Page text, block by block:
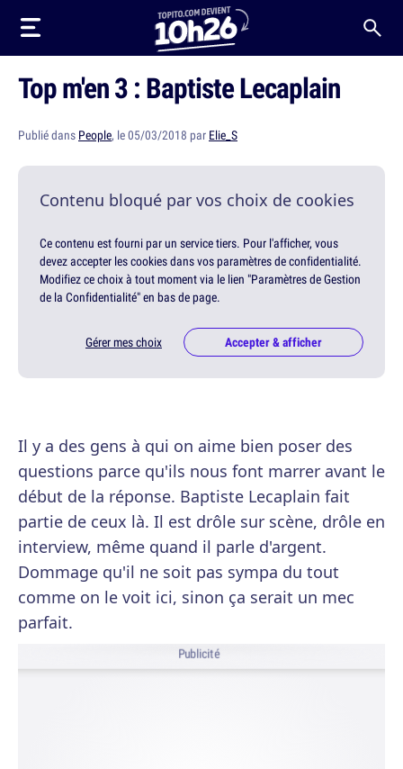
Top m'en 3 : Baptiste Lecaplain
Publié dans People, le 05/03/2018 par Elie_S
Contenu bloqué par vos choix de cookies
Ce contenu est fourni par un service tiers. Pour l'afficher, vous
devez accepter les cookies dans vos paramètres de confidentialité.
Modifiez ce choix à tout moment via le lien "Paramètres de Gestion
de la Confidentialité" en bas de page.
Gérer mes choix Accepter & afficher
Il y a des gens à qui on aime bien poser des
questions parce qu'ils nous font marrer avant le
début de la réponse. Baptiste Lecaplain fait
partie de ceux là. Il est drôle sur scène, drôle en
interview, même quand il parle d'argent.
Dommage qu'il ne soit pas sympa du tout
comme on le voit ici, sinon ça serait un mec
parfait.
Publicité